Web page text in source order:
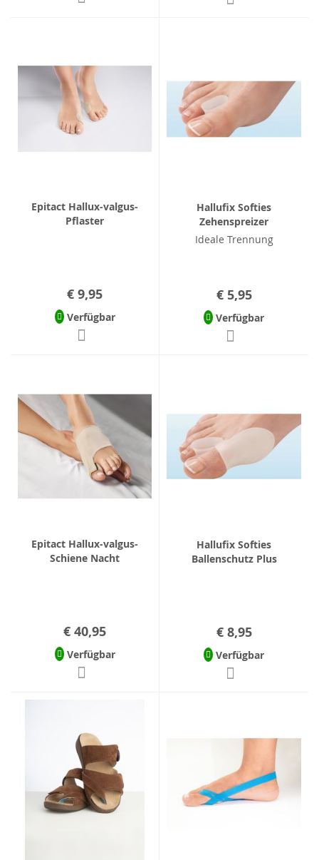
Epitact Hallux-valgus-
Pflaster
€ 9,95
Verfügbar
Hallufix Softies
Zehenspreizer
Ideale Trennung
€ 5,95
Verfügbar
Epitact Hallux-valgus-
Schiene Nacht
€ 40,95
Verfügbar
Hallufix Softies
Ballenschutz Plus
€ 8,95
Verfügbar